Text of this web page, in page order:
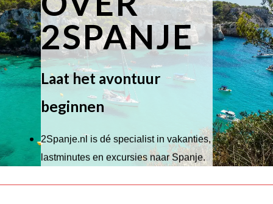
2SPANJE
Laat het avontuur
beginnen
2Spanje.nl is dé specialist in vakanties,
lastminutes en excursies naar Spanje.
Wij hebben een breed scala aan